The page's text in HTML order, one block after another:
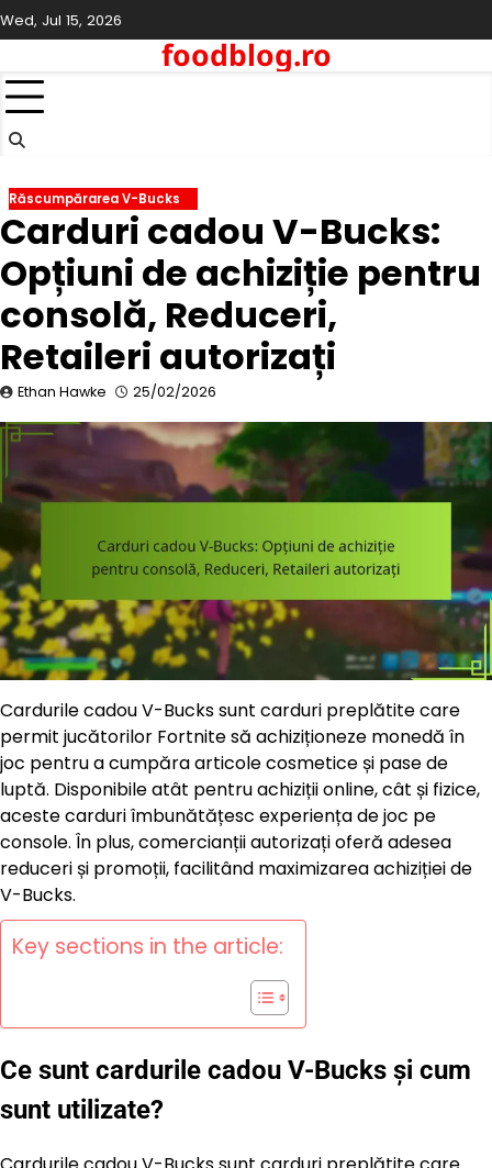
Skip
to
Wed, Jul 15, 2026
foodblog.ro
Răscumpărarea V-Bucks
Carduri cadou V-Bucks:
Opțiuni de achiziție pentru
consolă, Reduceri,
Retaileri autorizați
Ethan Hawke 25/02/2026
Cardurile cadou V-Bucks sunt carduri preplătite care
permit jucătorilor Fortnite să achiziționeze monedă în
joc pentru a cumpăra articole cosmetice și pase de
luptă. Disponibile atât pentru achiziții online, cât și fizice,
aceste carduri îmbunătățesc experiența de joc pe
console. În plus, comercianții autorizați oferă adesea
reduceri și promoții, facilitând maximizarea achiziției de
V-Bucks.
Key sections in the article:
Ce sunt cardurile cadou V-Bucks și cum
sunt utilizate?